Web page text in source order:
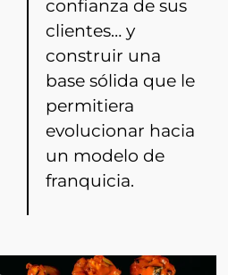
confianza de sus
clientes…y
construir una
base sólida que le
permitiera
evolucionar hacia
un modelo de
franquicia.